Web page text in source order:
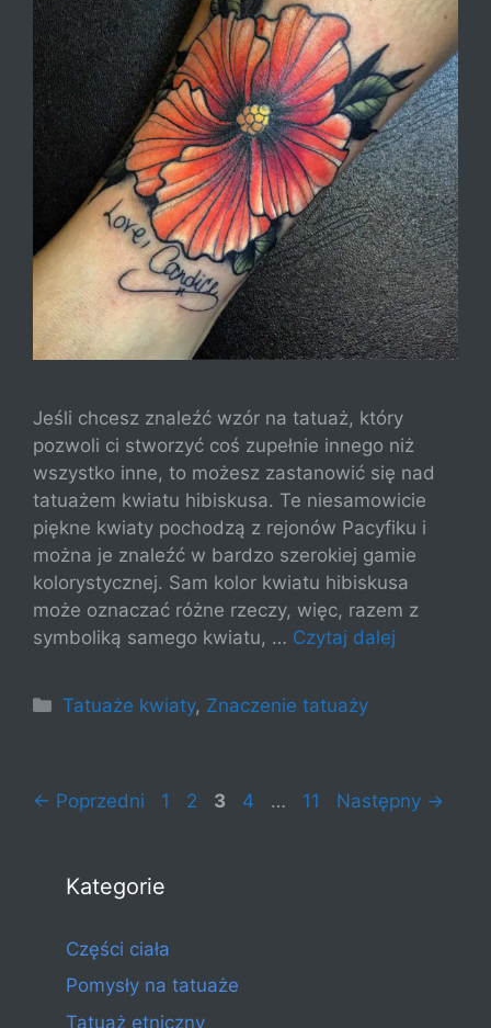
Jeśli chcesz znaleźć wzór na tatuaż, który
pozwoli ci stworzyć coś zupełnie innego niż
wszystko inne, to możesz zastanowić się nad
tatuażem kwiatu hibiskusa. Te niesamowicie
piękne kwiaty pochodzą z rejonów Pacyfiku i
można je znaleźć w bardzo szerokiej gamie
kolorystycznej. Sam kolor kwiatu hibiskusa
może oznaczać różne rzeczy, więc, razem z
symboliką samego kwiatu, … Czytaj dalej
Kategorie
Tatuaże kwiaty, Znaczenie tatuaży
← Poprzedni Strona
1 Strona
2 Strona
3 Strona
4 … Strona
11 Następny →
Kategorie
Części ciała
Pomysły na tatuaże
Tatuaż etniczny